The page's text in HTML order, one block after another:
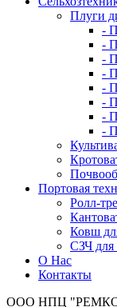
Плуги
-
-
-
-
-
-
-
-
Портовая
Ролл-
Ковш
СЗЧ для
О Нас
Контакты
ООО НПЦ